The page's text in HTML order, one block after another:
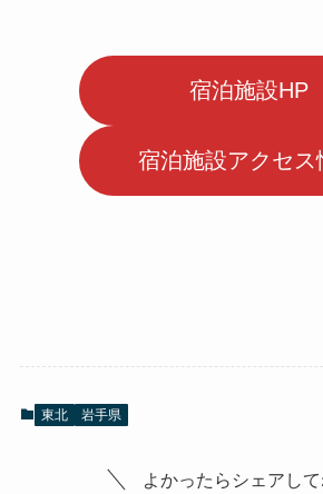
宿泊施設HP
宿泊施設アクセス
東北 岩手県
よかったらシェアして